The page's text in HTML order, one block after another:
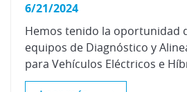
6/21/2024
Hemos tenido la oportunidad
equipos de Diagnóstico y
para Vehículos Eléctricos e